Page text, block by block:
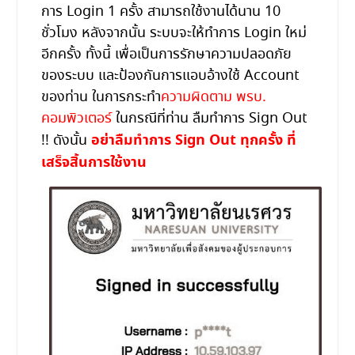
การ Login 1 ครั้ง สามารถใช้งานได้นาน 10
ชั่วโมง หลังจากนั้น ระบบจะให้ทำการ Login ใหม่
อีกครั้ง ทั้งนี้ เพื่อเป็นการรักษาความปลอดภัย
ของระบบ และป้องกันการแอบอ้างใช้ Account
ของท่าน ในการกระทำความผิดตาม พรบ.
คอมพิวเตอร์ในกรณีที่ท่าน ลืมทำการ Sign Out
!! ดังนั้น อย่าลืมทำการ Sign Out ทุกครั้ง ที่
เสร็จสิ้นการใช้งาน